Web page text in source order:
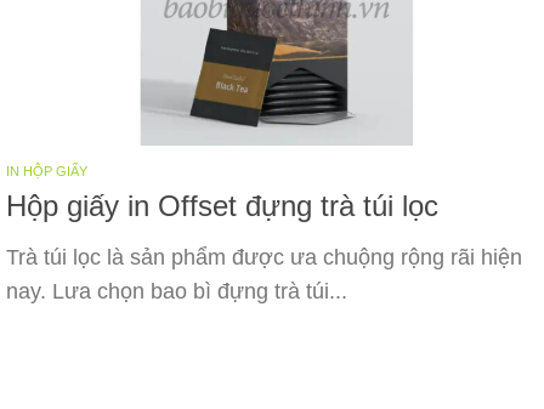
IN HỘP GIẤY
Hộp giấy in Offset đựng trà túi lọc
Trà túi lọc là sản phẩm được ưa chuộng rộng rãi hiện
nay. Lưa chọn bao bì đựng trà túi...